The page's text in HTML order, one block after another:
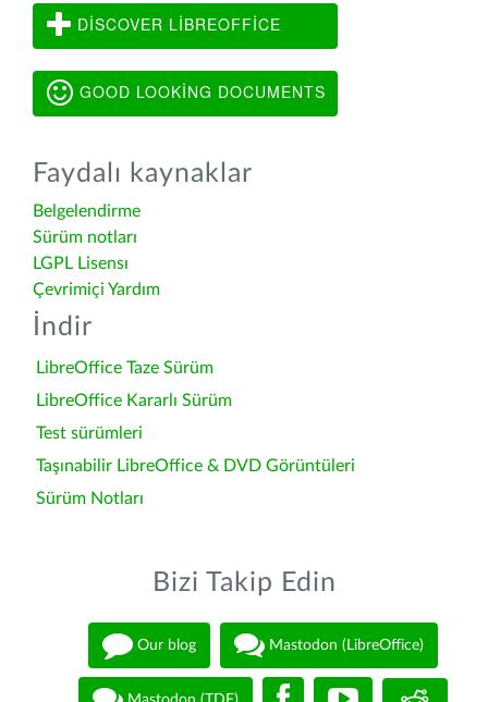
DISCOVER LIBREOFFICE
GOOD LOOKING DOCUMENTS
Faydalı kaynaklar
Belgelendirme
Sürüm notları
LGPL Lisensı
Çevrimiçi Yardım
İndir
LibreOffice Taze Sürüm
LibreOffice Kararlı Sürüm
Test sürümleri
Taşınabilir LibreOffice & DVD Görüntüleri
Sürüm Notları
Bizi Takip Edin
Our blog Mastodon (LibreOffice)